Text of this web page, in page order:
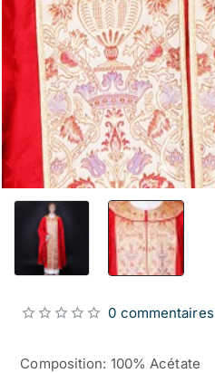
Composition: 100% Acétate
0 commentaires